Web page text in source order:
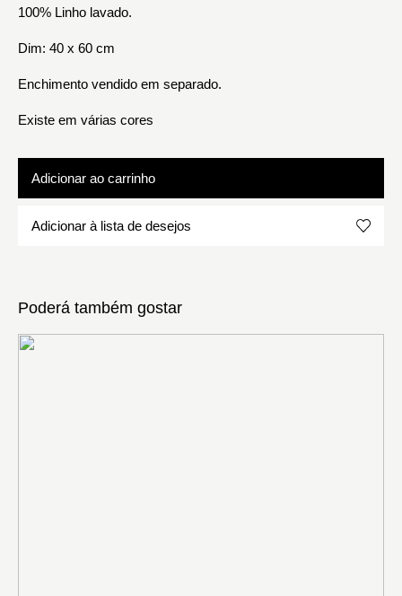
100% Linho lavado.
Dim: 40 x 60 cm
Enchimento vendido em separado.
Existe em várias cores
Adicionar ao carrinho
Adicionar à lista de desejos
Poderá também gostar